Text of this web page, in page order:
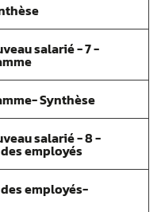
salarié - 7 -
Synthèse
salarié - 8 -
employés
employés-